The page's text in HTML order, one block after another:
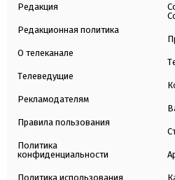
Редакция
Редакционная политика
О телеканале
Телеведущие
Рекламодателям
Правила пользования
Политика
конфиденциальности
Политика использования